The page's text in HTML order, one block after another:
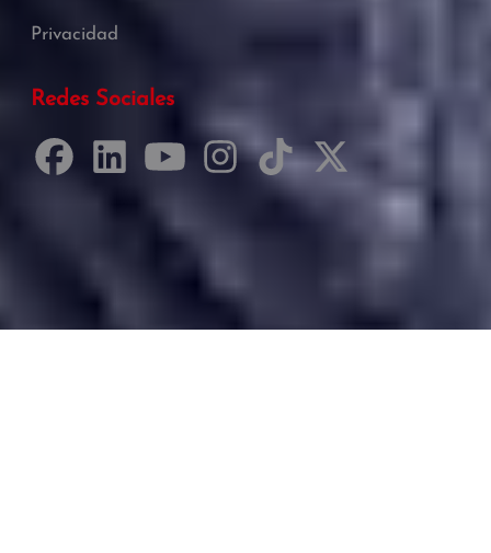
Privacidad
Redes Sociales